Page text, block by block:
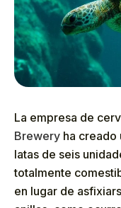
La empresa de
Brewery ha creado
latas de seis
totalmente
en lugar de